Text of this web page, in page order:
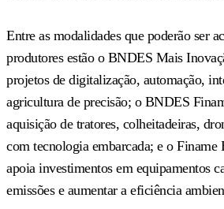
Entre as modalidades que poderão ser
produtores estão o BNDES Mais
projetos de digitalização, automação,
agricultura de precisão; o BNDES
aquisição de tratores, colheitadeiras,
com tecnologia embarcada; e o Finame
apoia investimentos em equipamentos
emissões e aumentar a eficiência